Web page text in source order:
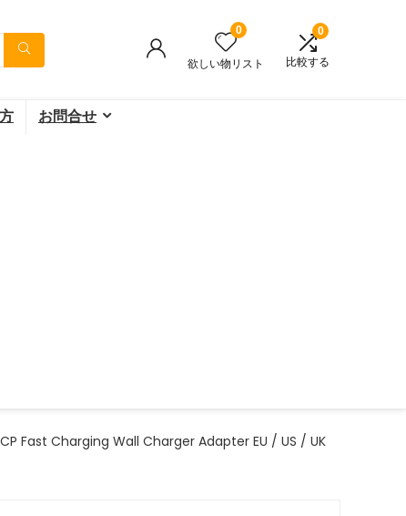
0
欲しい物リスト
0
比較する
お問合せ
Fast Charging Wall Charger Adapter EU / US / UK